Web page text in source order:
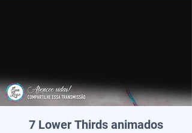
7 Lower Thirds animados